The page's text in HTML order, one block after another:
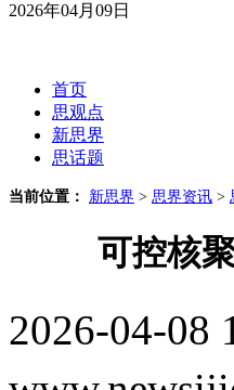
2026年04月09日
首页
思观点
新思界
思话题
当前位置： 新思界 > 思界资讯 >
可控核
2026-04-